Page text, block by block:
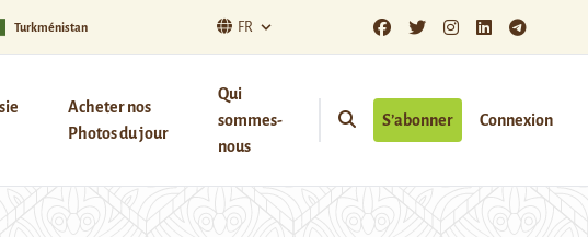
Turkménistan FR
Acheter nos
Photos du jour
Qui
sommes-
nous
S’abonner Connexion